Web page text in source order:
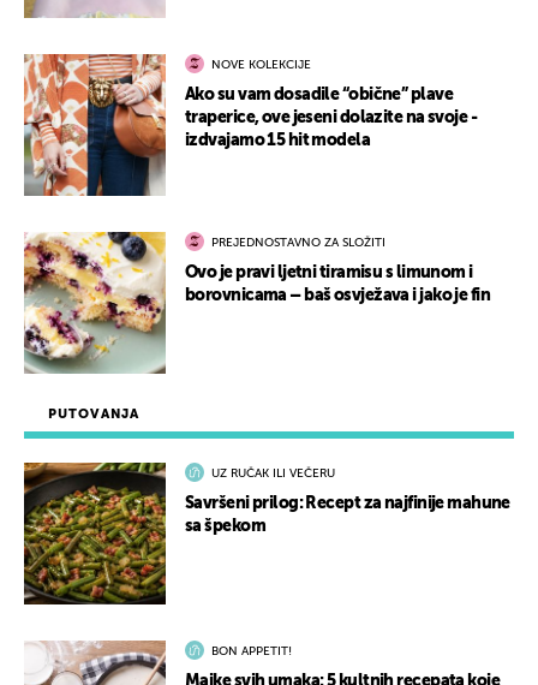
PUTOVANJA
UZ RUČAK ILI VEČERU
Savršeni prilog: Recept za najfinije mahune
sa špekom
BON APPETIT!
Majke svih umaka: 5 kultnih recepata koje
NOVE KOLEKCIJE
Ako su vam dosadile “obične” plave
traperice, ove jeseni dolazite na svoje -
izdvajamo 15 hit modela
PREJEDNOSTAVNO ZA SLOŽITI
Ovo je pravi ljetni tiramisu s limunom i
borovnicama – baš osvježava i jako je fin